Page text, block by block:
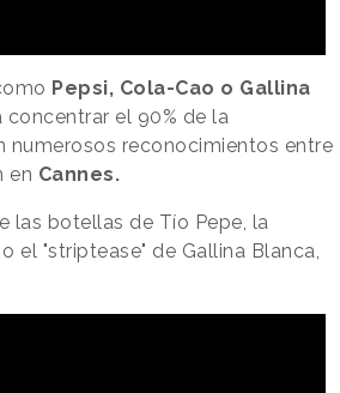
Pepsi, Cola-Cao o Gallina
concentrar el 90% de la
numerosos reconocimientos entre
en Cannes.
las botellas de Tío Pepe, la
el "striptease" de Gallina Blanca,